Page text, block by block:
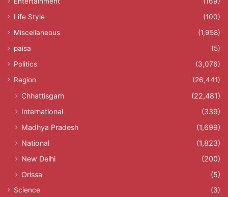
Life Style
(100)
Miscellaneous
(1,958)
paisa
(5)
Politics
(3,076)
Region
(26,441)
Chhattisgarh
(22,481)
International
(339)
Madhya Pradesh
(1,699)
National
(1,823)
New Delhi
(200)
Orissa
(5)
Science (3)